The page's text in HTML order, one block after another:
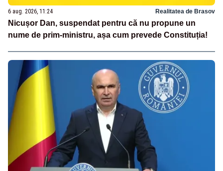
6 aug. 2026, 11:24 Realitatea de Brasov
Nicușor Dan, suspendat pentru că nu propune un
nume de prim-ministru, așa cum prevede Constituția!